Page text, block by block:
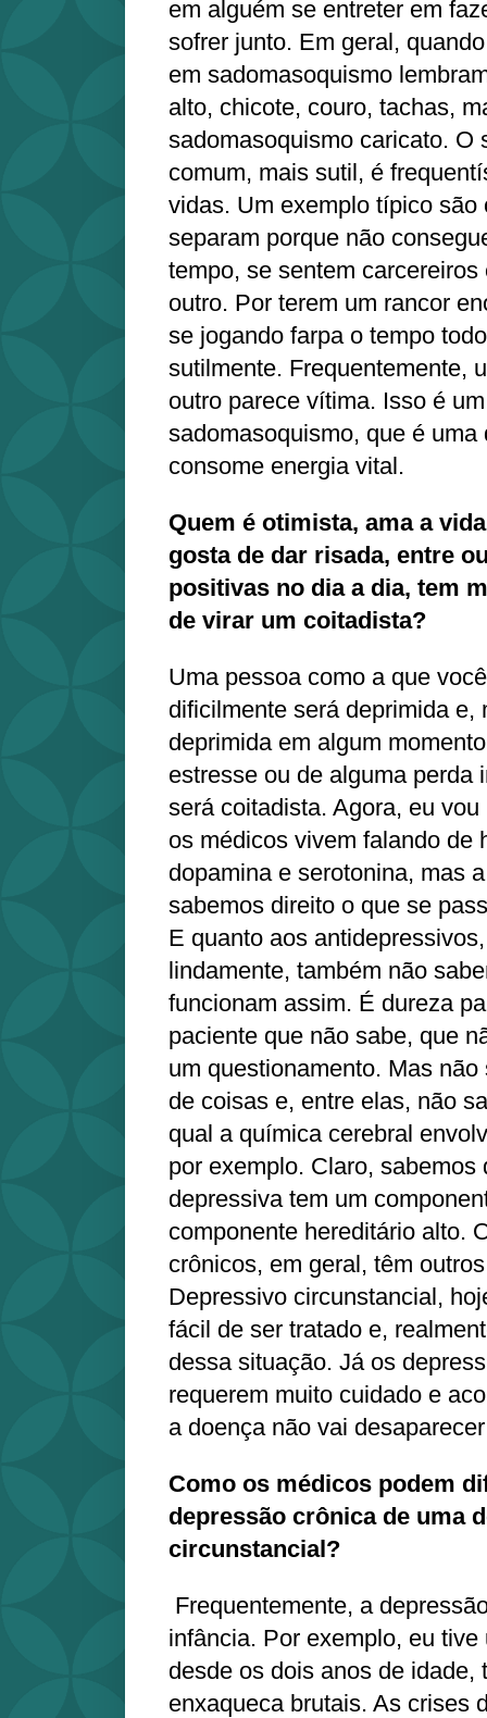
em alguém se entreter em
sofrer junto. Em geral,
em sadomasoquismo
alto, chicote, couro, tachas,
sadomasoquismo caricato. O
comum, mais sutil, é
vidas. Um exemplo típico são
separam porque não
tempo, se sentem
outro. Por terem um rancor
se jogando farpa o tempo
sutilmente. Frequentemente,
outro parece vítima. Isso é
sadomasoquismo, que é
consome energia vital.
Quem é otimista, ama a
gosta de dar risada, entre
positivas no dia a dia, tem
de virar um coitadista?
Uma pessoa como a que
dificilmente será deprimida e,
deprimida em algum
estresse ou de alguma perda
será coitadista. Agora, eu
os médicos vivem falando de
dopamina e serotonina, mas
sabemos direito o que se
E quanto aos
lindamente, também não
funcionam assim. É dureza
paciente que não sabe, que
um questionamento. Mas
de coisas e, entre elas, não
qual a química cerebral
por exemplo. Claro, sabemos
depressiva tem um
componente hereditário alto.
crônicos, em geral, têm
Depressivo circunstancial,
fácil de ser tratado e,
dessa situação. Já os
requerem muito cuidado e
a doença não vai
Como os médicos podem
depressão crônica de uma
circunstancial?
Frequentemente, a
infância. Por exemplo, eu
desde os dois anos de idade,
enxaqueca brutais. As crises